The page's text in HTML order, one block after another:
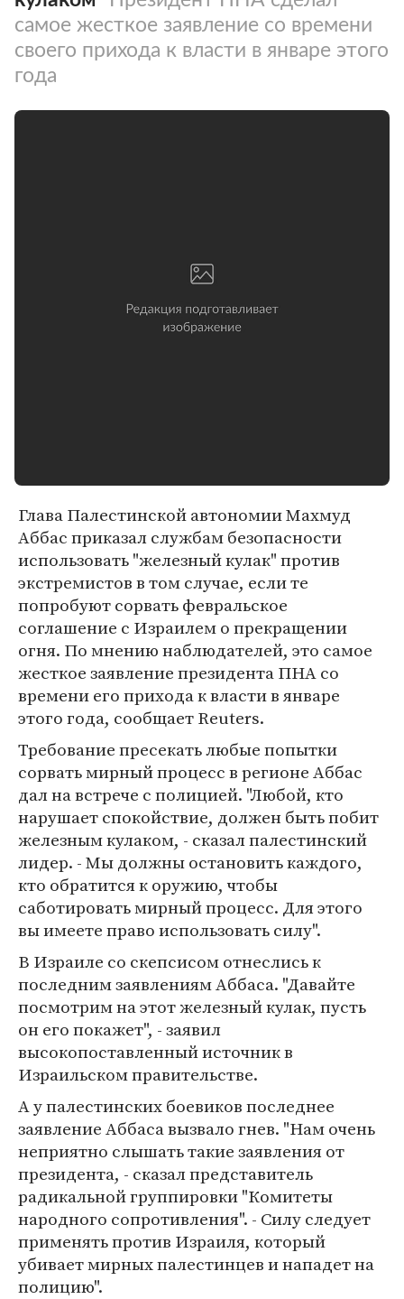
самое жесткое заявление со времени
своего прихода к власти в январе этого
года
Глава Палестинской автономии Махмуд
Аббас приказал службам безопасности
использовать "железный кулак" против
экстремистов в том случае, если те
попробуют сорвать февральское
соглашение с Израилем о прекращении
огня. По мнению наблюдателей, это самое
жесткое заявление президента ПНА со
времени его прихода к власти в январе
этого года, сообщает Reuters.
Требование пресекать любые попытки
сорвать мирный процесс в регионе Аббас
дал на встрече с полицией. "Любой, кто
нарушает спокойствие, должен быть побит
железным кулаком, - сказал палестинский
лидер. - Мы должны остановить каждого,
кто обратится к оружию, чтобы
саботировать мирный процесс. Для этого
вы имеете право использовать силу".
В Израиле со скепсисом отнеслись к
последним заявлениям Аббаса. "Давайте
посмотрим на этот железный кулак, пусть
он его покажет", - заявил
высокопоставленный источник в
Израильском правительстве.
А у палестинских боевиков последнее
заявление Аббаса вызвало гнев. "Нам очень
неприятно слышать такие заявления от
президента, - сказал представитель
радикальной группировки "Комитеты
народного сопротивления". - Силу следует
применять против Израиля, который
убивает мирных палестинцев и нападет на
полицию".